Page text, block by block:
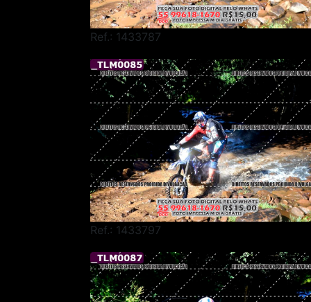
Ref.: 1433787
Ref.: 1433797